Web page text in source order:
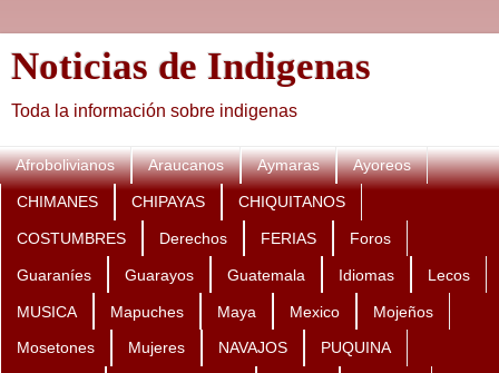
Noticias de Indigenas
Toda la información sobre indigenas
Afrobolivianos Araucanos Aymaras Ayoreos
CHIMANES CHIPAYAS CHIQUITANOS
COSTUMBRES Derechos FERIAS Foros
Guaraníes Guarayos Guatemala Idiomas Lecos
MUSICA Mapuches Maya Mexico Mojeños
Mosetones Mujeres NAVAJOS PUQUINA